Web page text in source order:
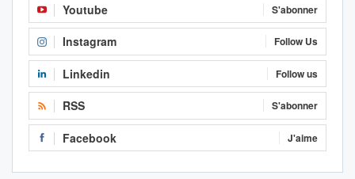
Youtube S'abonner
Instagram Follow Us
Linkedin Follow us
RSS S'abonner
Facebook J'aime